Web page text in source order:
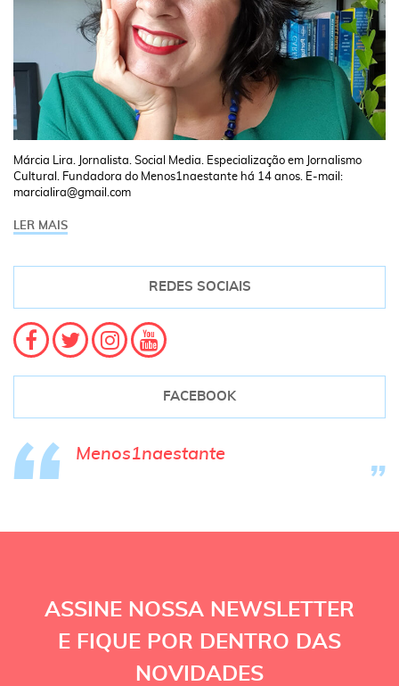
Márcia Lira. Jornalista. Social Media. Especialização em Jornalismo
Cultural. Fundadora do Menos1naestante há 14 anos. E-mail:
marcialira@gmail.com
LER MAIS
REDES SOCIAIS
FACEBOOK
Menos1naestante
ASSINE NOSSA NEWSLETTER
E FIQUE POR DENTRO DAS
NOVIDADES